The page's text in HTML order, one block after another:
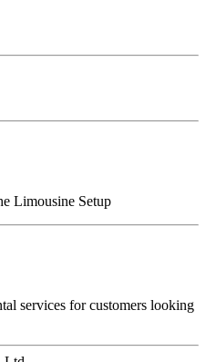
Limousine Setup
services for customers looking